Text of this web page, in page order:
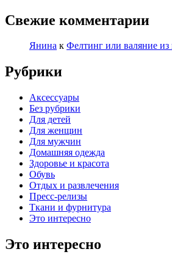
Свежие комментарии
Янина к Фелтинг или валяние из
Рубрики
Аксессуары
Без рубрики
Для детей
Для женщин
Для мужчин
Домашняя одежда
Здоровье и красота
Обувь
Отдых и развлечения
Пресс-релизы
Ткани и фурнитура
Это интересно
Это интересно